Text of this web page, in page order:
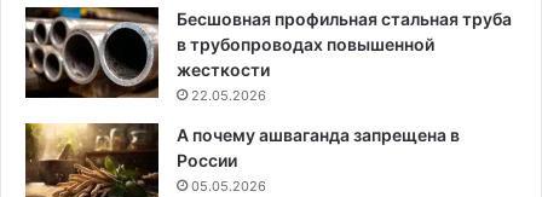
Бесшовная профильная стальная труба
в трубопроводах повышенной
жесткости
22.05.2026
А почему ашваганда запрещена в
России
05.05.2026